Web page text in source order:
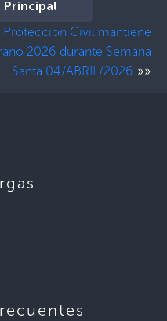
Principal
Protección Civil mantiene
2026 durante Semana
Santa 04/ABRIL/2026 »»